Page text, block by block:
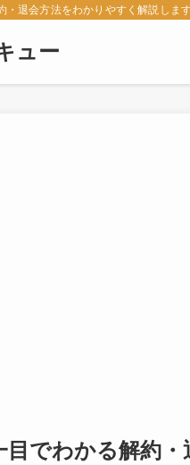
・退会方法をわかりやすく解説しま
ュー
目でわかる解約・